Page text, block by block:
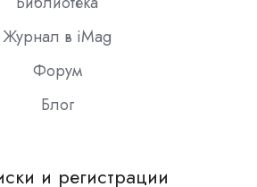
Журнал в iMag
Форум
Блог
и регистрации